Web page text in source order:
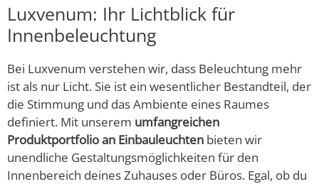
Luxvenum: Ihr Lichtblick für
Innenbeleuchtung
Bei Luxvenum verstehen wir, dass Beleuchtung mehr
ist als nur Licht. Sie ist ein wesentlicher Bestandteil, der
die Stimmung und das Ambiente eines Raumes
definiert. Mit unserem umfangreichen
Produktportfolio an Einbauleuchten bieten wir
unendliche Gestaltungsmöglichkeiten für den
Innenbereich deines Zuhauses oder Büros. Egal, ob du